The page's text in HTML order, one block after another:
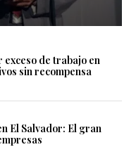
de trabajo en
sin recompensa
El gran